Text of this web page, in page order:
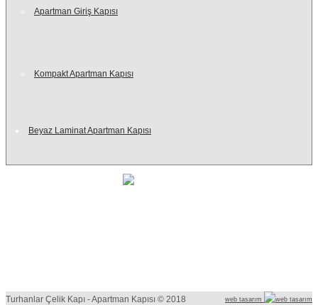
Apartman Giriş Kapısı
Kompakt Apartman Kapısı
Beyaz Laminat Apartman Kapısı
Turhanlar Çelik Kapı - Apartman Kapısı © 2018 web tasarım